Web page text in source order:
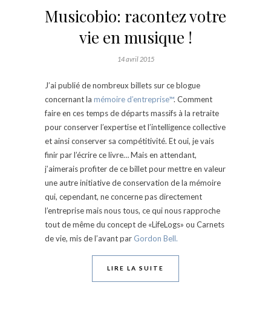
Musicobio: racontez votre
vie en musique !
14 avril 2015
J’ai publié de nombreux billets sur ce blogue
concernant la mémoire d’entreprise™. Comment
faire en ces temps de départs massifs à la retraite
pour conserver l’expertise et l’intelligence collective
et ainsi conserver sa compétitivité. Et oui, je vais
finir par l’écrire ce livre… Mais en attendant,
j’aimerais profiter de ce billet pour mettre en valeur
une autre initiative de conservation de la mémoire
qui, cependant, ne concerne pas directement
l’entreprise mais nous tous, ce qui nous rapproche
tout de même du concept de «LifeLogs» ou Carnets
de vie, mis de l’avant par Gordon Bell.
LIRE LA SUITE